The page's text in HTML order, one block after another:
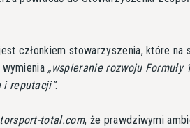
członkiem stowarzyszenia, które na
wspieranie rozwoju Formuły
i reputacji .
total.com, że prawdziwymi